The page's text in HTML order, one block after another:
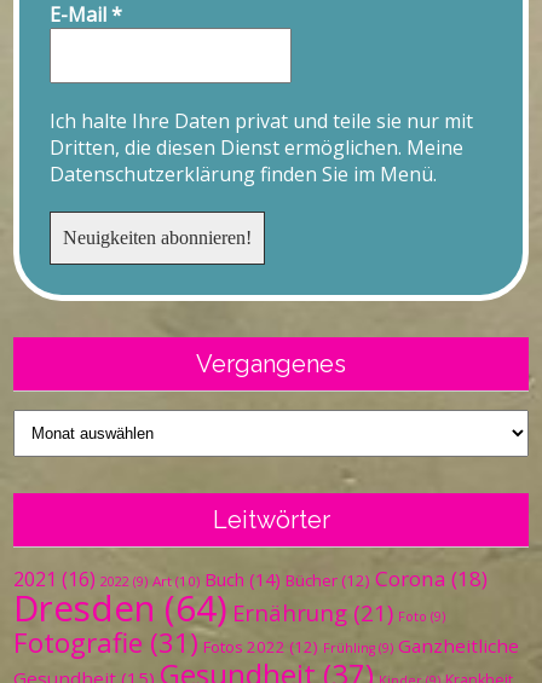
E-Mail*
Ich halte Ihre Daten privat und teile sie nur mit
Dritten, die diesen Dienst ermöglichen. Meine
Datenschutzerklärung finden Sie im Menü.
Vergangenes
Vergangenes
Leitwörter
2021 (16) 2022 (9) Art (10) Buch (14) Bücher (12) Corona (18)
Dresden (64) Ernährung (21) Foto (9)
Fotografie (31) Fotos 2022 (12) Frühling (9) Ganzheitliche
Gesundheit (15) Gesundheit (37)